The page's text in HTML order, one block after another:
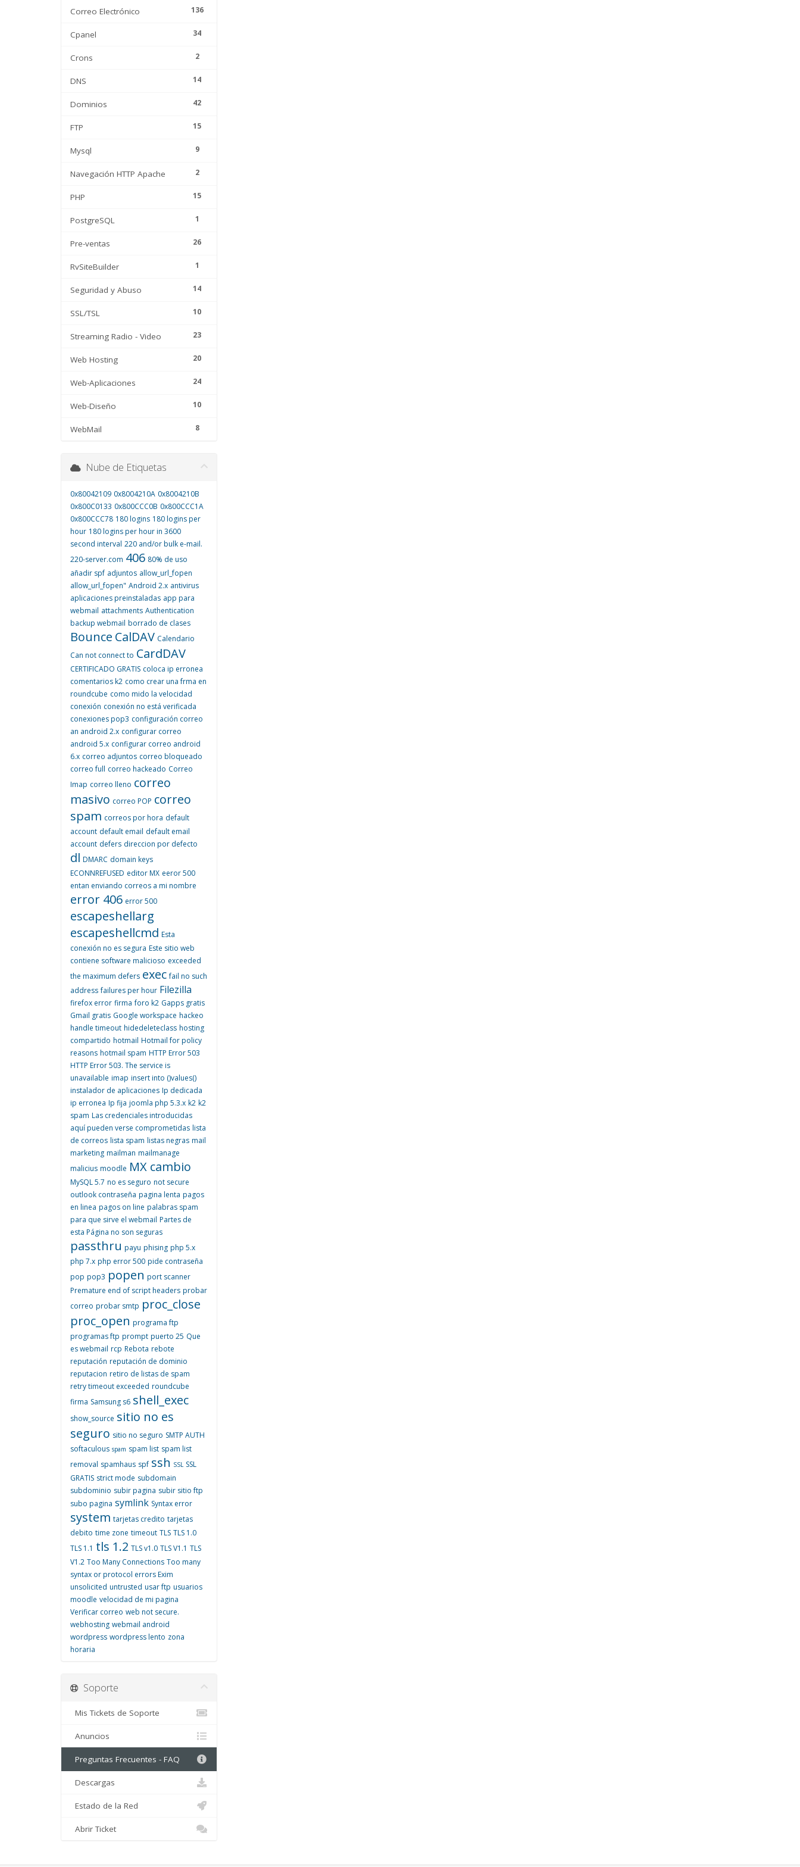
136
Correo Electrónico
34
Cpanel
2
Crons
14
DNS
42
Dominios
15
FTP
9
Mysql
2
Navegación HTTP Apache
15
PHP
1
PostgreSQL
26
Pre-ventas
1
RvSiteBuilder
14
Seguridad y Abuso
10
SSL/TSL
23
Streaming Radio - Video
20
Web Hosting
24
Web-Aplicaciones
10
Web-Diseño
8
WebMail
Nube de Etiquetas
0x80042109 0x8004210A 0x8004210B
0x800C0133 0x800CCC0B 0x800CCC1A
0x800CCC78 180 logins 180 logins per
hour 180 logins per hour in 3600
second interval 220 and/or bulk e-mail.
220-server.com 406 80% de uso
añadir spf adjuntos allow_url_fopen
allow_url_fopen" Android 2.x antivirus
aplicaciones preinstaladas app para
webmail attachments Authentication
backup webmail borrado de clases
Bounce CalDAV Calendario
Can not connect to CardDAV
CERTIFICADO GRATIS coloca ip erronea
comentarios k2 como crear una frma en
roundcube como mido la velocidad
conexión conexión no está verificada
conexiones pop3 configuración correo
an android 2.x configurar correo
android 5.x configurar correo android
6.x correo adjuntos correo bloqueado
correo full correo hackeado Correo
Imap correo lleno correo
masivo correo POP correo
spam correos por hora default
account default email default email
account defers direccion por defecto
dl DMARC domain keys
ECONNREFUSED editor MX eeror 500
entan enviando correos a mi nombre
error 406 error 500
escapeshellarg
escapeshellcmd Esta
conexión no es segura Este sitio web
contiene software malicioso exceeded
the maximum defers exec fail no such
address failures per hour Filezilla
firefox error firma foro k2 Gapps gratis
Gmail gratis Google workspace hackeo
handle timeout hidedeleteclass hosting
compartido hotmail Hotmail for policy
reasons hotmail spam HTTP Error 503
HTTP Error 503. The service is
unavailable imap insert into ()values()
instalador de aplicaciones Ip dedicada
ip erronea Ip fija joomla php 5.3.x k2 k2
spam Las credenciales introducidas
aquí pueden verse comprometidas lista
de correos lista spam listas negras mail
marketing mailman mailmanage
malicius moodle MX cambio
MySQL 5.7 no es seguro not secure
outlook contraseña pagina lenta pagos
en linea pagos on line palabras spam
para que sirve el webmail Partes de
esta Página no son seguras
passthru payu phising php 5.x
php 7.x php error 500 pide contraseña
pop pop3 popen port scanner
Premature end of script headers probar
correo probar smtp proc_close
proc_open programa ftp
programas ftp prompt puerto 25 Que
es webmail rcp Rebota rebote
reputación reputación de dominio
reputacion retiro de listas de spam
retry timeout exceeded roundcube
firma Samsung s6 shell_exec
show_source sitio no es
seguro sitio no seguro SMTP AUTH
softaculous spam spam list spam list
removal spamhaus spf ssh SSL SSL
GRATIS strict mode subdomain
subdominio subir pagina subir sitio ftp
subo pagina symlink Syntax error
system tarjetas credito tarjetas
debito time zone timeout TLS TLS 1.0
TLS 1.1 tls 1.2 TLS v1.0 TLS V1.1 TLS
V1.2 Too Many Connections Too many
syntax or protocol errors Exim
unsolicited untrusted usar ftp usuarios
moodle velocidad de mi pagina
Verificar correo web not secure.
webhosting webmail android
wordpress wordpress lento zona
horaria
Soporte
Mis Tickets de Soporte
Anuncios
Preguntas Frecuentes - FAQ
Descargas
Estado de la Red
Abrir Ticket